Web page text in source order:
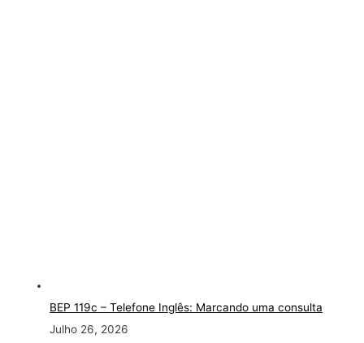
BEP 119c – Telefone Inglês: Marcando uma consulta
Julho 26, 2026